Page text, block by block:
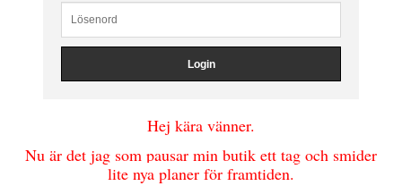
Hej kära vänner.
Nu är det jag som pausar min butik ett tag och smider
lite nya planer för framtiden.